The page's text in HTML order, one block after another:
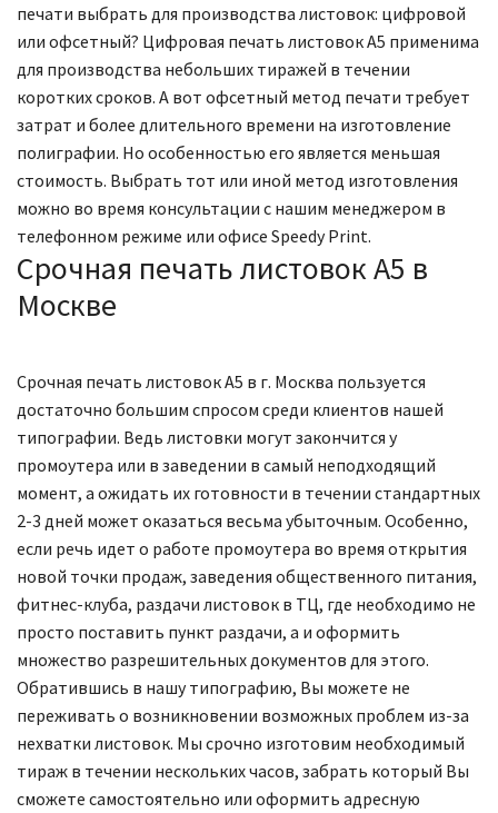
печати выбрать для производства листовок: цифровой
или офсетный? Цифровая печать листовок А5 применима
для производства небольших тиражей в течении
коротких сроков. А вот офсетный метод печати требует
затрат и более длительного времени на изготовление
полиграфии. Но особенностью его является меньшая
стоимость. Выбрать тот или иной метод изготовления
можно во время консультации с нашим менеджером в
телефонном режиме или офисе Speedy Print.
Срочная печать листовок А5 в
Москве
Срочная печать листовок А5 в г. Москва пользуется
достаточно большим спросом среди клиентов нашей
типографии. Ведь листовки могут закончится у
промоутера или в заведении в самый неподходящий
момент, а ожидать их готовности в течении стандартных
2-3 дней может оказаться весьма убыточным. Особенно,
если речь идет о работе промоутера во время открытия
новой точки продаж, заведения общественного питания,
фитнес-клуба, раздачи листовок в ТЦ, где необходимо не
просто поставить пункт раздачи, а и оформить
множество разрешительных документов для этого.
Обратившись в нашу типографию, Вы можете не
переживать о возникновении возможных проблем из-за
нехватки листовок. Мы срочно изготовим необходимый
тираж в течении нескольких часов, забрать который Вы
сможете самостоятельно или оформить адресную